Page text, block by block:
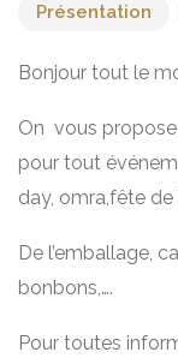
Présentation
Bonjour tout le
On vous propose
pour tout
day, omra,fête de
De l’emballage,
bonbons,….
Pour toutes